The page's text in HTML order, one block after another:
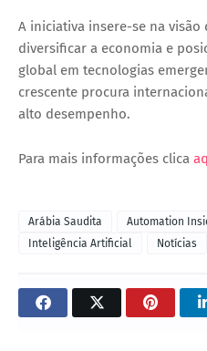
A iniciativa insere-se na visão
diversificar a economia e
global em tecnologias
crescente procura
alto desempenho.
Para mais informações clica
Arábia Saudita Automation
Inteligência Artificial
Notícias